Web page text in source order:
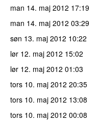
man 14. maj 2012 17:19
man 14. maj 2012 03:29
søn 13. maj 2012 10:22
lør 12. maj 2012 15:02
lør 12. maj 2012 01:03
tors 10. maj 2012 20:35
tors 10. maj 2012 13:08
tors 10. maj 2012 00:08